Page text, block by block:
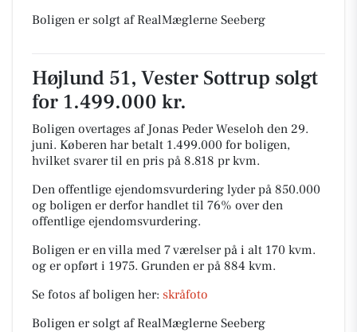
Boligen er solgt af RealMæglerne Seeberg
Højlund 51, Vester Sottrup solgt
for 1.499.000 kr.
Boligen overtages af Jonas Peder Weseloh den 29.
juni. Køberen har betalt 1.499.000 for boligen,
hvilket svarer til en pris på 8.818 pr kvm.
Den offentlige ejendomsvurdering lyder på 850.000
og boligen er derfor handlet til 76% over den
offentlige ejendomsvurdering.
Boligen er en villa med 7 værelser på i alt 170 kvm.
og er opført i 1975. Grunden er på 884 kvm.
Se fotos af boligen her: skråfoto
Boligen er solgt af RealMæglerne Seeberg